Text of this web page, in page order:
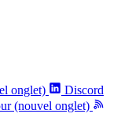
onglet)
Discord
(nouvel onglet)